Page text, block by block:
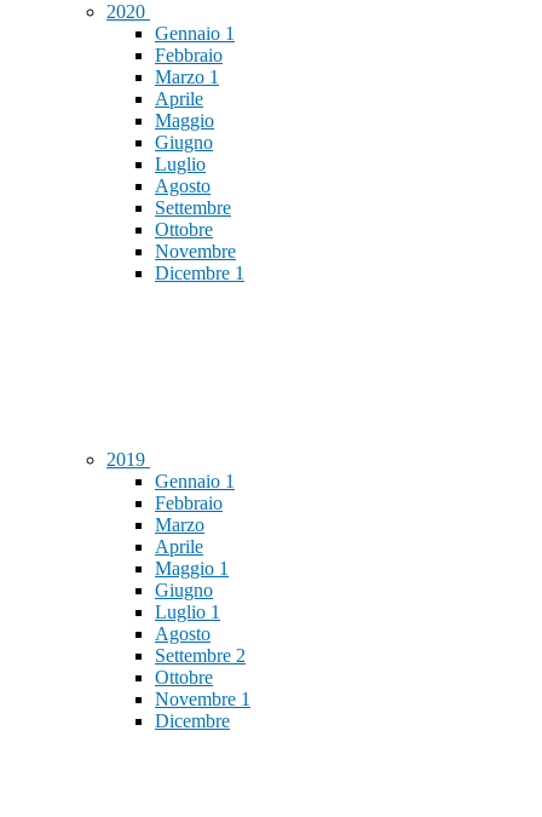
2020
Gennaio 1
Febbraio
Marzo 1
Aprile
Maggio
Giugno
Luglio
Agosto
Settembre
Ottobre
Novembre
Dicembre 1
2019
Gennaio 1
Febbraio
Marzo
Aprile
Maggio 1
Giugno
Luglio 1
Agosto
Settembre 2
Ottobre
Novembre 1
Dicembre